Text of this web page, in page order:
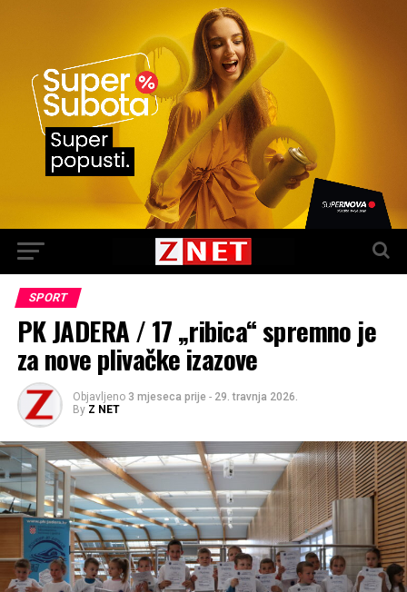
SPORT
PK JADERA / 17 „ribica“ spremno je
za nove plivačke izazove
Objavljeno 3 mjeseca prije - 29. travnja 2026.
By Z NET